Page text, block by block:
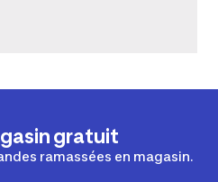
gratuit
ramassées en magasin.